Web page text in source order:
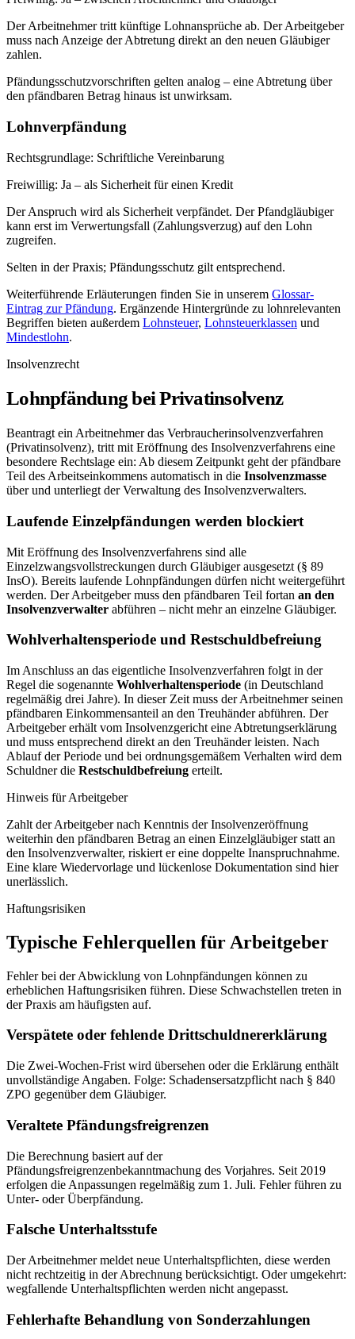
Der Arbeitnehmer tritt künftige Lohnansprüche ab. Der Arbeitgeber
muss nach Anzeige der Abtretung direkt an den neuen Gläubiger
zahlen.
Pfändungsschutzvorschriften gelten analog – eine Abtretung über
den pfändbaren Betrag hinaus ist unwirksam.
Lohnverpfändung
Rechtsgrundlage: Schriftliche Vereinbarung
Freiwillig: Ja – als Sicherheit für einen Kredit
Der Anspruch wird als Sicherheit verpfändet. Der Pfandgläubiger
kann erst im Verwertungsfall (Zahlungsverzug) auf den Lohn
zugreifen.
Selten in der Praxis; Pfändungsschutz gilt entsprechend.
Weiterführende Erläuterungen finden Sie in unserem Glossar-
Eintrag zur Pfändung. Ergänzende Hintergründe zu lohnrelevanten
Begriffen bieten außerdem Lohnsteuer, Lohnsteuerklassen und
Mindestlohn.
Insolvenzrecht
Lohnpfändung bei Privatinsolvenz
Beantragt ein Arbeitnehmer das Verbraucherinsolvenzverfahren
(Privatinsolvenz), tritt mit Eröffnung des Insolvenzverfahrens eine
besondere Rechtslage ein: Ab diesem Zeitpunkt geht der pfändbare
Teil des Arbeitseinkommens automatisch in die Insolvenzmasse
über und unterliegt der Verwaltung des Insolvenzverwalters.
Laufende Einzelpfändungen werden blockiert
Mit Eröffnung des Insolvenzverfahrens sind alle
Einzelzwangsvollstreckungen durch Gläubiger ausgesetzt (§ 89
InsO). Bereits laufende Lohnpfändungen dürfen nicht weitergeführt
werden. Der Arbeitgeber muss den pfändbaren Teil fortan an den
Insolvenzverwalter abführen – nicht mehr an einzelne Gläubiger.
Wohlverhaltensperiode und Restschuldbefreiung
Im Anschluss an das eigentliche Insolvenzverfahren folgt in der
Regel die sogenannte Wohlverhaltensperiode (in Deutschland
regelmäßig drei Jahre). In dieser Zeit muss der Arbeitnehmer seinen
pfändbaren Einkommensanteil an den Treuhänder abführen. Der
Arbeitgeber erhält vom Insolvenzgericht eine Abtretungserklärung
und muss entsprechend direkt an den Treuhänder leisten. Nach
Ablauf der Periode und bei ordnungsgemäßem Verhalten wird dem
Schuldner die Restschuldbefreiung erteilt.
Hinweis für Arbeitgeber
Zahlt der Arbeitgeber nach Kenntnis der Insolvenz­eröffnung
weiterhin den pfändbaren Betrag an einen Einzelgläubiger statt an
den Insolvenzverwalter, riskiert er eine doppelte Inanspruchnahme.
Eine klare Wiedervorlage und lückenlose Dokumentation sind hier
unerlässlich.
Haftungsrisiken
Typische Fehlerquellen für Arbeitgeber
Fehler bei der Abwicklung von Lohnpfändungen können zu
erheblichen Haftungsrisiken führen. Diese Schwachstellen treten in
der Praxis am häufigsten auf.
Verspätete oder fehlende Drittschuldnererklärung
Die Zwei-Wochen-Frist wird übersehen oder die Erklärung enthält
unvollständige Angaben. Folge: Schadensersatzpflicht nach § 840
ZPO gegenüber dem Gläubiger.
Veraltete Pfändungsfreigrenzen
Die Berechnung basiert auf der
Pfändungsfreigrenzenbekanntmachung des Vorjahres. Seit 2019
erfolgen die Anpassungen regelmäßig zum 1. Juli. Fehler führen zu
Unter- oder Überpfändung.
Falsche Unterhaltsstufe
Der Arbeitnehmer meldet neue Unterhaltspflichten, diese werden
nicht rechtzeitig in der Abrechnung berücksichtigt. Oder umgekehrt:
wegfallende Unterhaltspflichten werden nicht angepasst.
Fehlerhafte Behandlung von Sonderzahlungen